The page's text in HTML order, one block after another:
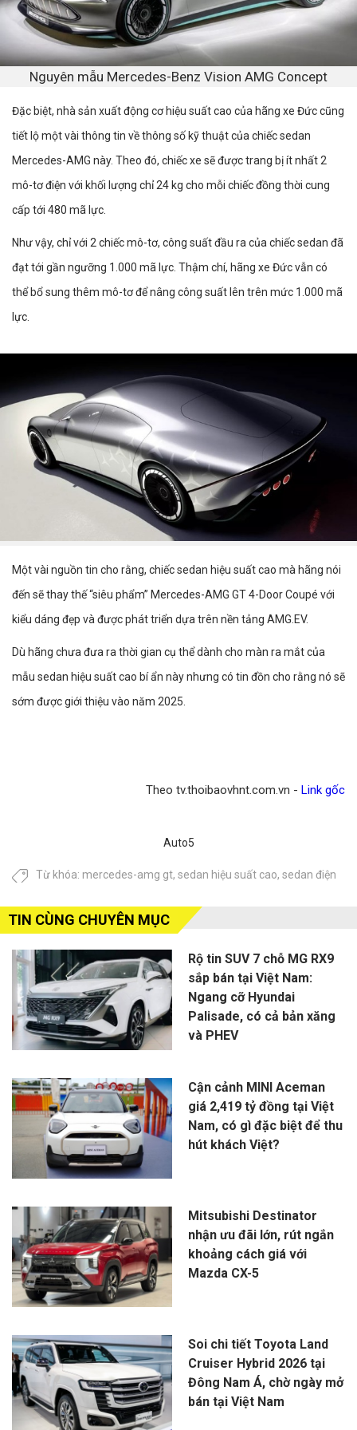
Nguyên mẫu Mercedes-Benz Vision AMG Concept
Đặc biệt, nhà sản xuất động cơ hiệu suất cao của hãng xe Đức cũng
tiết lộ một vài thông tin về thông số kỹ thuật của chiếc sedan
Mercedes-AMG này. Theo đó, chiếc xe sẽ được trang bị ít nhất 2
mô-tơ điện với khối lượng chỉ 24 kg cho mỗi chiếc đồng thời cung
cấp tới 480 mã lực.
Như vậy, chỉ với 2 chiếc mô-tơ, công suất đầu ra của chiếc sedan đã
đạt tới gần ngưỡng 1.000 mã lực. Thậm chí, hãng xe Đức vẫn có
thể bổ sung thêm mô-tơ để nâng công suất lên trên mức 1.000 mã
lực.
Một vài nguồn tin cho rằng, chiếc sedan hiệu suất cao mà hãng nói
đến sẽ thay thế “siêu phẩm” Mercedes-AMG GT 4-Door Coupé với
kiểu dáng đẹp và được phát triển dựa trên nền tảng AMG.EV.
Dù hãng chưa đưa ra thời gian cụ thể dành cho màn ra mắt của
mẫu sedan hiệu suất cao bí ẩn này nhưng có tin đồn cho rằng nó sẽ
sớm được giới thiệu vào năm 2025.
Theo tv.thoibaovhnt.com.vn - Link gốc
Auto5
Từ khóa: mercedes-amg gt, sedan hiệu suất cao, sedan điện
TIN CÙNG CHUYÊN MỤC
Rộ tin SUV 7 chỗ MG RX9
sắp bán tại Việt Nam:
Ngang cỡ Hyundai
Palisade, có cả bản xăng
và PHEV
Cận cảnh MINI Aceman
giá 2,419 tỷ đồng tại Việt
Nam, có gì đặc biệt để thu
hút khách Việt?
Mitsubishi Destinator
nhận ưu đãi lớn, rút ngắn
khoảng cách giá với
Mazda CX-5
Soi chi tiết Toyota Land
Cruiser Hybrid 2026 tại
Đông Nam Á, chờ ngày mở
bán tại Việt Nam